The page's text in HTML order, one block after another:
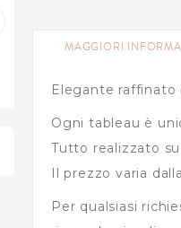
MAGGIORI
Elegante
Ogni tableau è
Tutto realizzato
Il prezzo varia
Per qualsiasi